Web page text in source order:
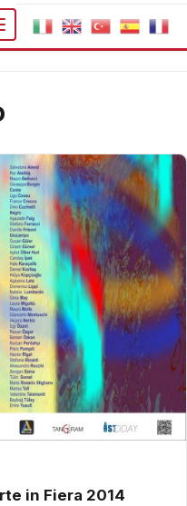
in Fiera 2014